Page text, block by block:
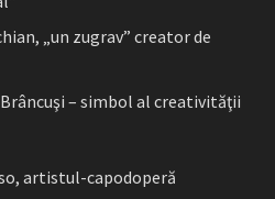
„un zugrav” creator de
– simbol al creativităţii
artistul-capodoperă